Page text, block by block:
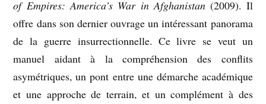
of Empires: America’s War in Afghanistan(2009). Il
offre dans son dernier ouvrage un intéressant panorama
de la guerre insurrectionnelle. Ce livre se veut un
manuel aidant à la compréhension des conflits
asymétriques, un pont entre une démarche académique
et une approche de terrain, et un complément à des